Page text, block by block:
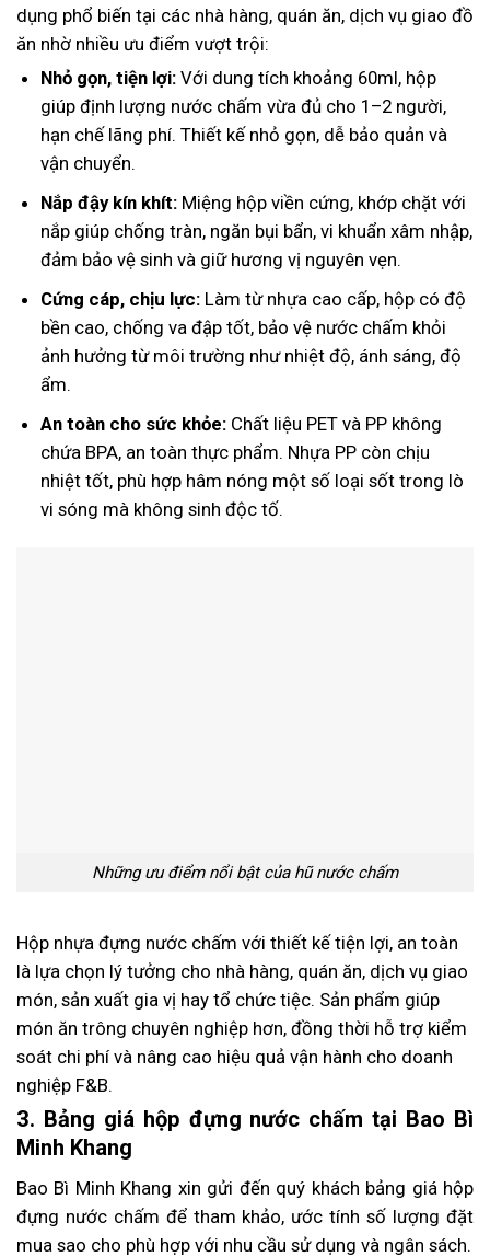
dụng phổ biến tại các nhà hàng, quán ăn, dịch vụ giao đồ
ăn nhờ nhiều ưu điểm vượt trội:
Nhỏ gọn, tiện lợi:Với dung tích khoảng 60ml, hộp
giúp định lượng nước chấm vừa đủ cho 1–2 người,
hạn chế lãng phí. Thiết kế nhỏ gọn, dễ bảo quản và
vận chuyển.
Nắp đậy kín khít:Miệng hộp viền cứng, khớp chặt với
nắp giúp chống tràn, ngăn bụi bẩn, vi khuẩn xâm nhập,
đảm bảo vệ sinh và giữ hương vị nguyên vẹn.
Cứng cáp, chịu lực:Làm từ nhựa cao cấp, hộp có độ
bền cao, chống va đập tốt, bảo vệ nước chấm khỏi
ảnh hưởng từ môi trường như nhiệt độ, ánh sáng, độ
ẩm.
An toàn cho sức khỏe:Chất liệu PET và PP không
chứa BPA, an toàn thực phẩm. Nhựa PP còn chịu
nhiệt tốt, phù hợp hâm nóng một số loại sốt trong lò
vi sóng mà không sinh độc tố.
Những ưu điểm nổi bật của hũ nước chấm
Hộp nhựa đựng nước chấm với thiết kế tiện lợi, an toàn
là lựa chọn lý tưởng cho nhà hàng, quán ăn, dịch vụ giao
món, sản xuất gia vị hay tổ chức tiệc. Sản phẩm giúp
món ăn trông chuyên nghiệp hơn, đồng thời hỗ trợ kiểm
soát chi phí và nâng cao hiệu quả vận hành cho doanh
nghiệp F&B.
3. Bảng giá hộp đựng nước chấm tại Bao Bì
Minh Khang
Bao Bì Minh Khang xin gửi đến quý khách bảng giá hộp
đựng nước chấm để tham khảo, ước tính số lượng đặt
mua sao cho phù hợp với nhu cầu sử dụng và ngân sách.